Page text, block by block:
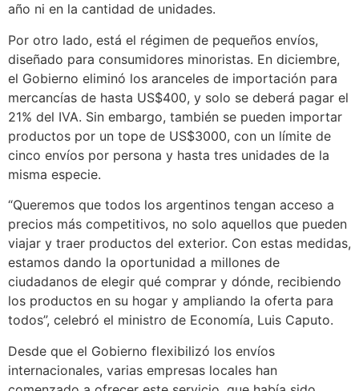
año ni en la cantidad de unidades.
Por otro lado, está el régimen de pequeños envíos,
diseñado para consumidores minoristas. En diciembre,
el Gobierno eliminó los aranceles de importación para
mercancías de hasta US$400, y solo se deberá pagar el
21% del IVA. Sin embargo, también se pueden importar
productos por un tope de US$3000, con un límite de
cinco envíos por persona y hasta tres unidades de la
misma especie.
“Queremos que todos los argentinos tengan acceso a
precios más competitivos, no solo aquellos que pueden
viajar y traer productos del exterior. Con estas medidas,
estamos dando la oportunidad a millones de
ciudadanos de elegir qué comprar y dónde, recibiendo
los productos en su hogar y ampliando la oferta para
todos”, celebró el ministro de Economía, Luis Caputo.
Desde que el Gobierno flexibilizó los envíos
internacionales, varias empresas locales han